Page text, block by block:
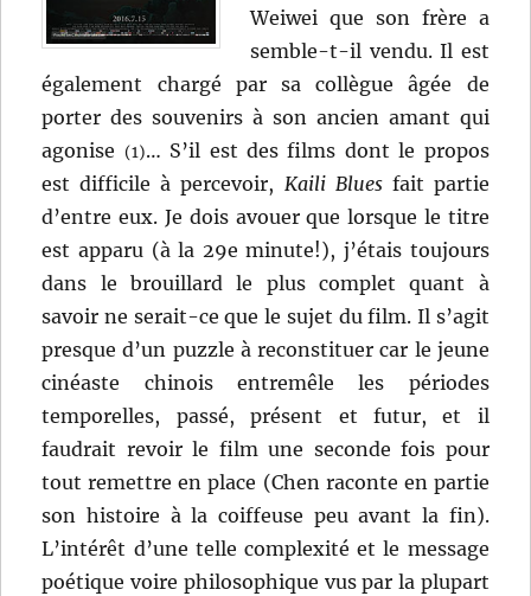
Weiwei que son frère a
semble-t-il vendu. Il est
également chargé par sa collègue âgée de
porter des souvenirs à son ancien amant qui
agonise (1)… S’il est des films dont le propos
est difficile à percevoir, Kaili Bluesfait partie
d’entre eux. Je dois avouer que lorsque le titre
est apparu (à la 29e minute!), j’étais toujours
dans le brouillard le plus complet quant à
savoir ne serait-ce que le sujet du film. Il s’agit
presque d’un puzzle à reconstituer car le jeune
cinéaste chinois entremêle les périodes
temporelles, passé, présent et futur, et il
faudrait revoir le film une seconde fois pour
tout remettre en place (Chen raconte en partie
son histoire à la coiffeuse peu avant la fin).
L’intérêt d’une telle complexité et le message
poétique voire philosophique vus par la plupart